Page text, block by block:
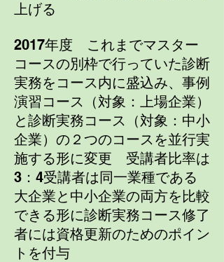
上げる
2017年度 これまでマスター
コースの別枠で行っていた診断
実務をコース内に盛込み、事例
演習コース（対象：上場企業）
と診断実務コース（対象：中小
企業）の２つのコースを並行実
施する形に変更 受講者比率は
3：4受講者は同一業種である
大企業と中小企業の両方を比較
できる形に診断実務コース修了
者には資格更新のためのポイン
トを付与